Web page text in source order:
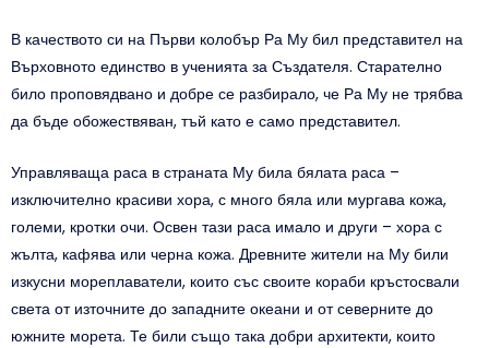
В качеството си на Първи колобър Ра Му бил представител на
Върховното единство в ученията за Създателя. Старателно
било проповядвано и добре се разбирало, че Ра Му не трябва
да бъде обожествяван, тъй като е само представител.
Управляваща раса в страната Му била бялата раса –
изключително красиви хора, с много бяла или мургава кожа,
големи, кротки очи. Освен тази раса имало и други – хора с
жълта, кафява или черна кожа. Древните жители на Му били
изкусни мореплаватели, които със своите кораби кръстосвали
света от източните до западните океани и от северните до
южните морета. Те били също така добри архитекти, които